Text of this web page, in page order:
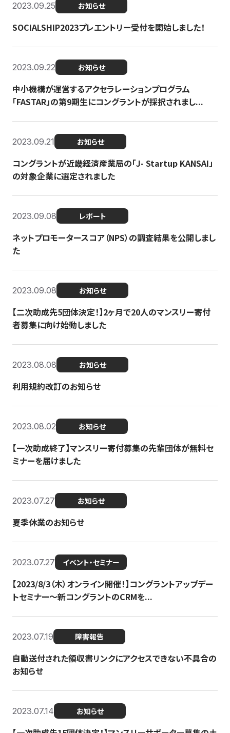
2023.09.25 お知らせ
SOCIALSHIP2023プレエントリー受付を開始しました！
2023.09.22 お知らせ
中小機構が運営するアクセラレーションプログラム
「FASTAR」の第9期生にコングラントが採択されまし...
2023.09.21 お知らせ
コングラントが近畿経済産業局の「J- Startup KANSAI」
の対象企業に選定されました
2023.09.08 レポート
ネットプロモータースコア（NPS）の調査結果を公開しまし
た
2023.09.08 お知らせ
【二次助成先5団体決定！】2ヶ月で20人のマンスリー寄付
者募集に向け始動しました
2023.08.08 お知らせ
利用規約改訂のお知らせ
2023.08.02 お知らせ
【一次助成終了】マンスリー寄付募集の先輩団体が無料セ
ミナーを届けました
2023.07.27 お知らせ
夏季休業のお知らせ
2023.07.27 イベント・セミナー
【2023/8/3（木）オンライン開催！】コングラントアップデー
トセミナー〜新コングラントのCRMを...
2023.07.19 障害報告
自動送付された領収書リンクにアクセスできない不具合の
お知らせ
2023.07.14 お知らせ